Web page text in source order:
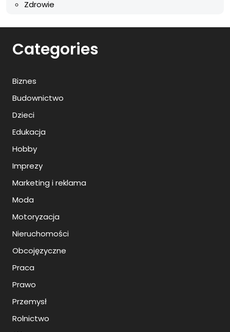
Zdrowie
Categories
Biznes
Budownictwo
Dzieci
Edukacja
Hobby
Imprezy
Marketing i reklama
Moda
Motoryzacja
Nieruchomości
Obcojęzyczne
Praca
Prawo
Przemysł
Rolnictwo